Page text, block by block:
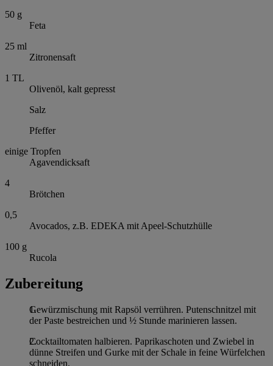
50 g
Feta
25 ml
Zitronensaft
1 TL
Olivenöl, kalt gepresst
Salz
Pfeffer
einige Tropfen
Agavendicksaft
4
Brötchen
0,5
Avocados, z.B. EDEKA mit Apeel-Schutzhülle
100 g
Rucola
Zubereitung
Gewürzmischung mit Rapsöl verrühren. Putenschnitzel mit
der Paste bestreichen und ½ Stunde marinieren lassen.
Cocktailtomaten halbieren. Paprikaschoten und Zwiebel in
dünne Streifen und Gurke mit der Schale in feine Würfelchen
schneiden.